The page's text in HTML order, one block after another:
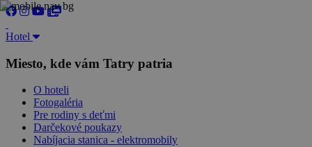
Hotel
Miesto, kde vám Tatry patria
O hoteli
Fotogaléria
Pre rodiny s deťmi
Darčekové poukazy
Nabíjacia stanica - elektromobily